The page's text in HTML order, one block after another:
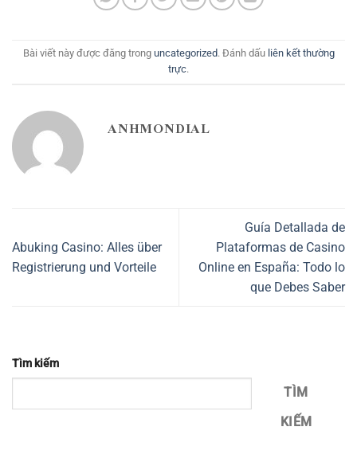
Bài viết này được đăng trong uncategorized. Đánh dấu liên kết thường
trực.
ANHMONDIAL
Abuking Casino: Alles über
Registrierung und Vorteile
Guía Detallada de
Plataformas de Casino
Online en España: Todo lo
que Debes Saber
Tìm kiếm
TÌM
KIẾM